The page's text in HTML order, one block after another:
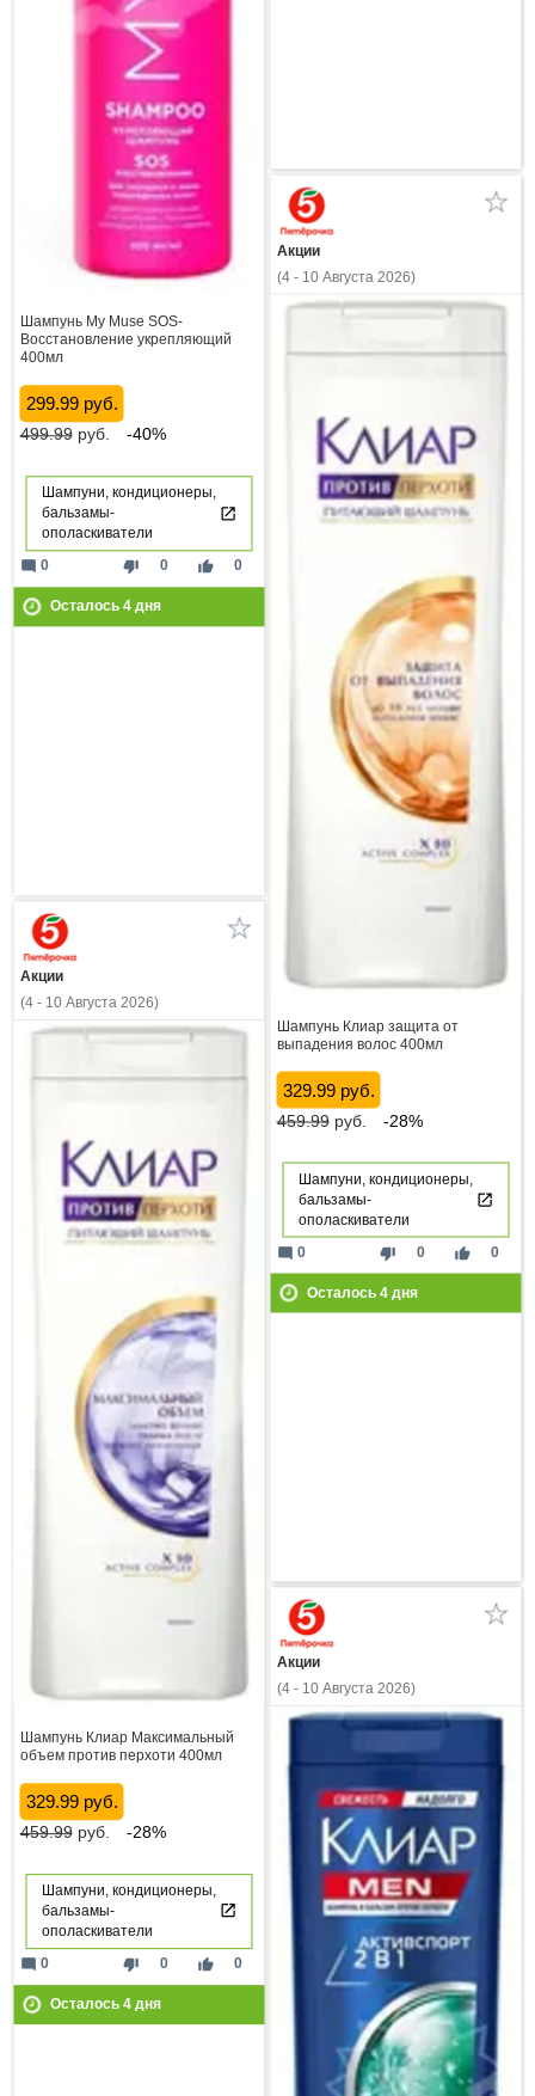
Шампунь My Muse SOS-
Восстановление укрепляющий
400мл
299.99 руб.
499.99руб. -40%
Шампуни, кондиционеры,
бальзамы-
ополаскиватели
thumb_down 0 thumb_up 0
mode_comment 0
Осталось 4дня
Акции
(4 - 10 Августа 2026)
Шампунь Клиар защита от
выпадения волос 400мл
329.99 руб.
459.99руб. -28%
Шампуни, кондиционеры,
бальзамы-
ополаскиватели
thumb_down 0 thumb_up 0
mode_comment 0
Осталось 4дня
Акции
(4 - 10 Августа 2026)
Шампунь Клиар Максимальный
объем против перхоти 400мл
329.99 руб.
459.99руб. -28%
Шампуни, кондиционеры,
бальзамы-
ополаскиватели
thumb_down 0 thumb_up 0
mode_comment 0
Осталось 4дня
Акции
(4 - 10 Августа 2026)